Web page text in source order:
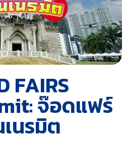
FAIRS
จ๊อดแฟร์
นรมิต